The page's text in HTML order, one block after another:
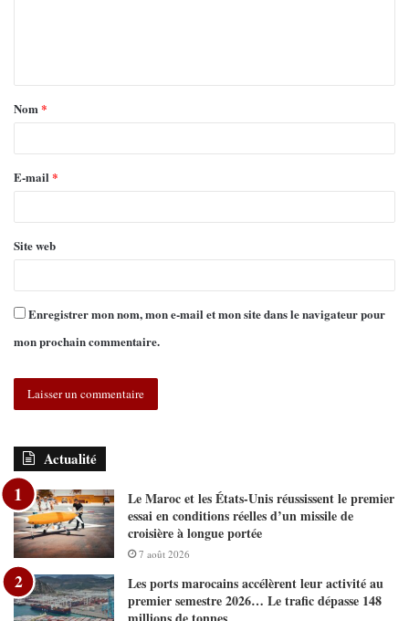
Nom *
E-mail *
Site web
Enregistrer mon nom, mon e-mail et mon site dans le navigateur pour
mon prochain commentaire.
Actualité
Le Maroc et les États-Unis réussissent le premier
essai en conditions réelles d’un missile de
croisière à longue portée
7 août 2026
Les ports marocains accélèrent leur activité au
premier semestre 2026… Le trafic dépasse 148